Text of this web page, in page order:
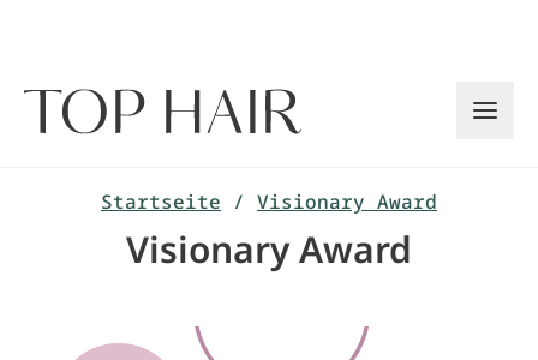
Startseite / Visionary Award
Visionary Award